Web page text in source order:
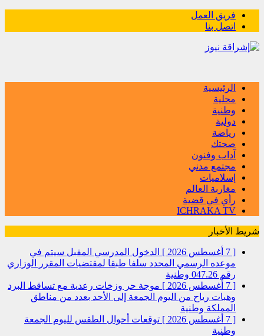
فريق العمل
اتصل بنا
الرئيسية
محلية
وطنية
دولية
رياضة
صحتك
آداب وفنون
مجتمع مدني
إسلاميات
مغاربة العالم
رأي في قضية
ICHRAKA TV
شريط الأخبار
[ 7 أغسطس 2026 ]
الدخول المدرسي المقبل سیتم في
موعده الرسمي المحدد سلفا طبقا لمقتضیات المقرر الوزاري
رقم 047.26
وطنية
[ 7 أغسطس 2026 ]
موجة حر وزخات رعدية مع تساقط البرد
وهبات رياح من اليوم الجمعة إلى الأحد بعدد من مناطق
المملكة وطنية
[ 7 أغسطس 2026 ]
توقعات أحوال الطقس لليوم الجمعة
وطنية